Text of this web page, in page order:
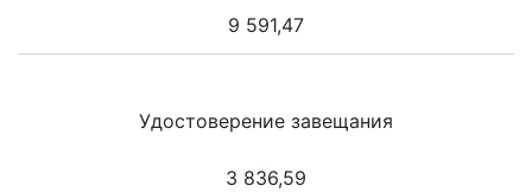
9 591,47
Удостоверение завещания
3 836,59